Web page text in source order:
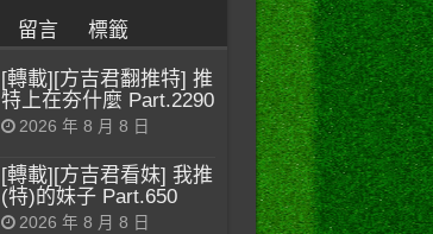
留言 標籤
[轉載][方吉君翻推特] 推
特上在夯什麼 Part.2290
2026 年 8 月 8 日
[轉載][方吉君看妹] 我推
(特)的妹子 Part.650
2026 年 8 月 8 日